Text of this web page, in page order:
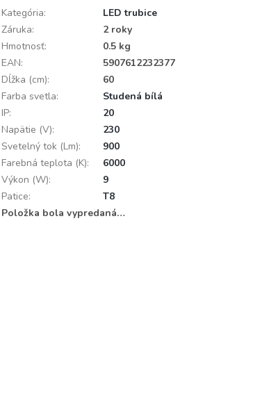
Kategória:
LED trubice
Záruka:
2 roky
Hmotnosť:
0.5 kg
EAN:
5907612232377
Dĺžka (cm):
60
Farba svetla:
Studená bílá
IP:
20
Napätie (V):
230
Svetelný tok (Lm):
900
Farebná teplota (K):
6000
Výkon (W):
9
Patice:
T8
Položka bola vypredaná…